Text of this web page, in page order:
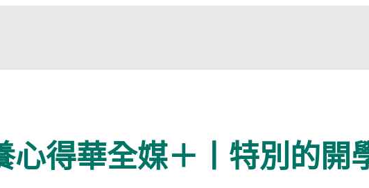
心得華全媒＋丨特別的開